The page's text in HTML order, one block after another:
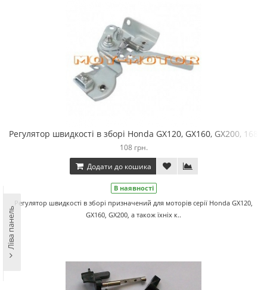
Регулятор швидкості в зборі Honda GX120, GX160, GX200, 168F
108 грн.
Додати до кошика
В наявності
Регулятор швидкості в зборі призначений для моторів серії Honda GX120,
GX160, GX200, а також їхніх к..
Ліва панель